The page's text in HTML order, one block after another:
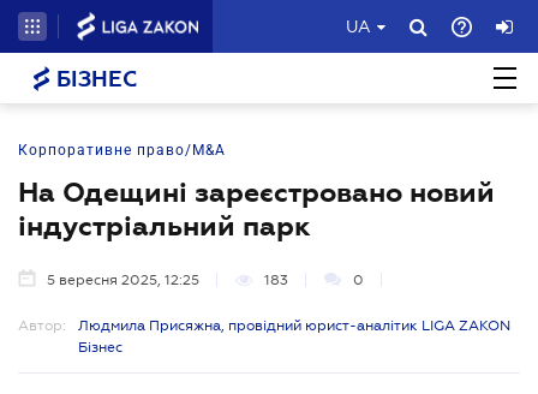
UA
БІЗНЕС
Корпоративне право/M&A
На Одещині зареєстровано новий
індустріальний парк
5 вересня 2025, 12:25 183 0
Автор:
Людмила Присяжна, провідний юрист-аналітик LIGA ZAKON
Бізнес